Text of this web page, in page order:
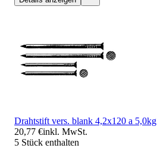
Drahtstift vers. blank 4,2x120 a 5,0kg
20,77 €inkl. MwSt.
5 Stück enthalten